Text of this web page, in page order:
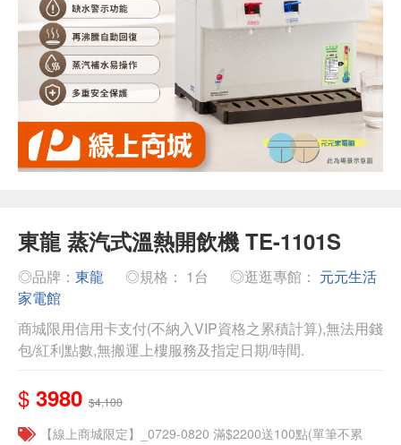
東龍 蒸汽式溫熱開飲機 TE-1101S
◎品牌： 東龍 ◎規格： 1台 ◎逛逛專館： 元元生活
家電館
商城限用信用卡支付(不納入VIP資格之累積計算),無法用錢
包/紅利點數,無搬運上樓服務及指定日期/時間.
$ 3980 $4,100
【線上商城限定】_0729-0820 滿$2200送100點(單筆不累